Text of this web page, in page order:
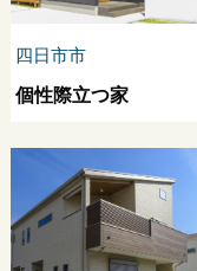
四日市市
個性際立つ家